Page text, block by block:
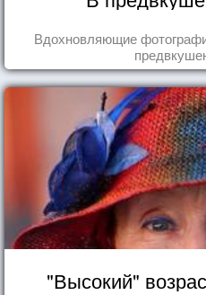
Вдохновляющие
"Высокий"